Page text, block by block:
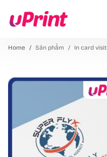
Home Sản phẩm In card visit